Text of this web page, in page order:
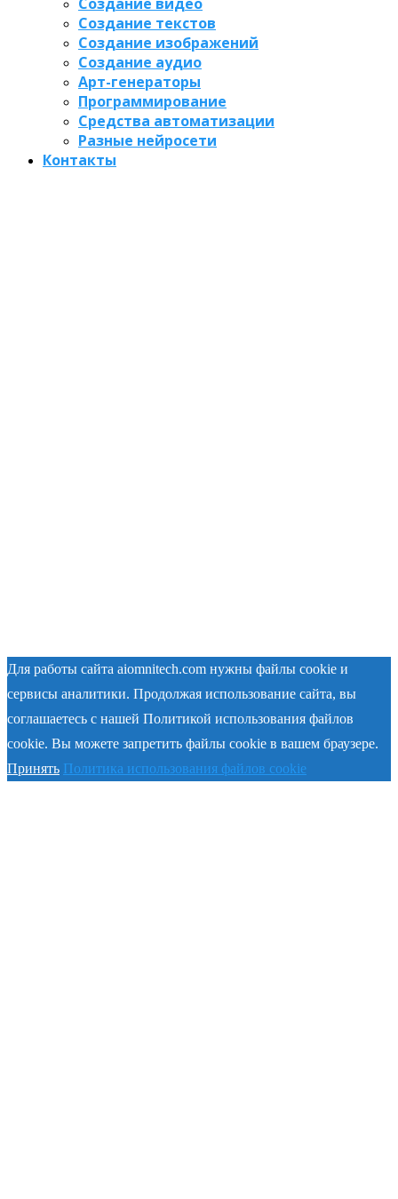
Создание текстов
Создание изображений
Создание аудио
Арт-генераторы
Программирование
Средства автоматизации
Разные нейросети
Контакты
Для работы сайта aiomnitech.com нужны файлы cookie и
сервисы аналитики. Продолжая использование сайта, вы
соглашаетесь с нашей Политикой использования файлов
cookie. Вы можете запретить файлы cookie в вашем браузере.
Принять Политика использования файлов cookie